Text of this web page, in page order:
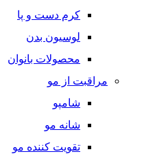
کرم دست و پا
لوسیون بدن
محصولات بانوان
مراقبت از مو
شامپو
شانه مو
تقویت کننده مو